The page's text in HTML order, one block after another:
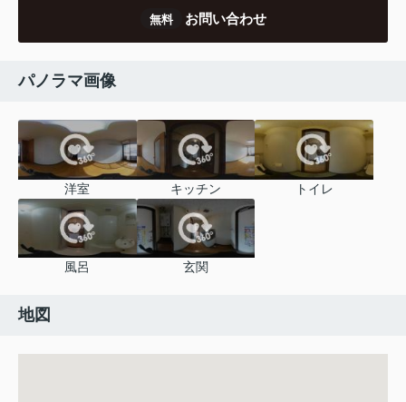
無料 お問い合わせ
パノラマ画像
洋室 キッチン トイレ
風呂 玄関
地図